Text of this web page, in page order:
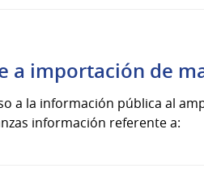
a importación de
a la información pública al
información referente a: